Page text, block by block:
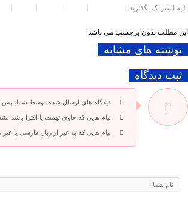
به اشتراک بگذارید :
این مطلب بدون برچسب می باشد.
نوشته های مشابه
ثبت دیدگاه
دیدگاه های ارسال شده توسط شما، پس
پیام هایی که حاوی تهمت یا افترا باشد
پیام هایی که به غیر از زبان فارسی یا